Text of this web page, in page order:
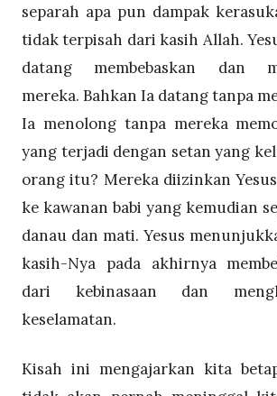
separah apa pun dampak
tidak terpisah dari kasih Allah.
datang membebaskan dan
mereka. Bahkan Ia datang tanpa
Ia menolong tanpa mereka
yang terjadi dengan setan yang
orang itu? Mereka diizinkan
ke kawanan babi yang kemudian
danau dan mati. Yesus
kasih-Nya pada akhirnya
dari kebinasaan dan
keselamatan.
Kisah ini mengajarkan kita